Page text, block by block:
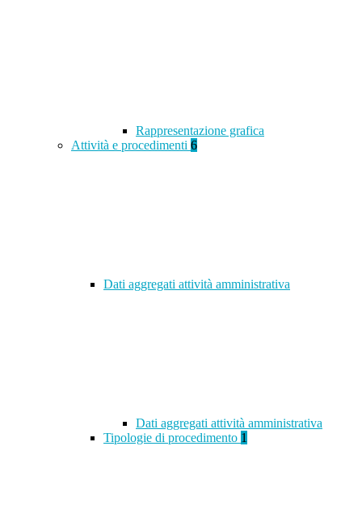
Rappresentazione grafica
Attività e procedimenti 6
Dati aggregati attività amministrativa
Dati aggregati attività amministrativa
Tipologie di procedimento 1